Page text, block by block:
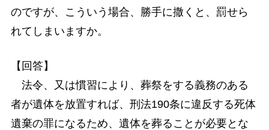
のですが、こういう場合、勝手に撒くと、罰せら
れてしまいますか。
【回答】
法令、又は慣習により、葬祭をする義務のある
者が遺体を放置すれば、刑法190条に違反する死体
遺棄の罪になるため、遺体を葬ることが必要とな